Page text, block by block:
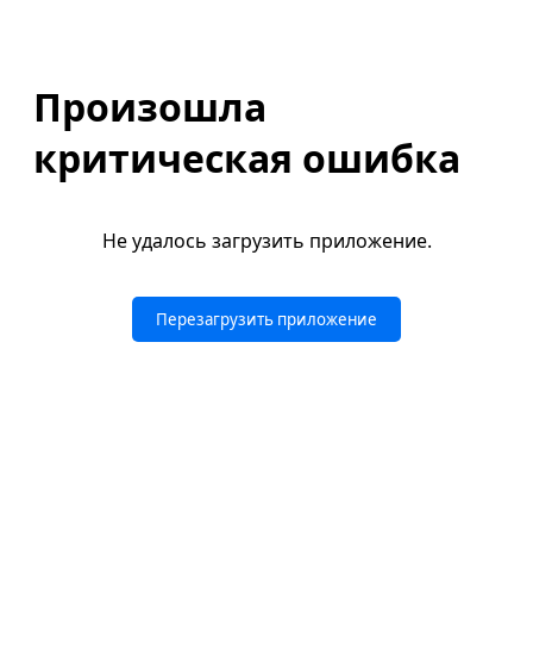
Произошла
критическая ошибка
Не удалось загрузить приложение.
Перезагрузить приложение